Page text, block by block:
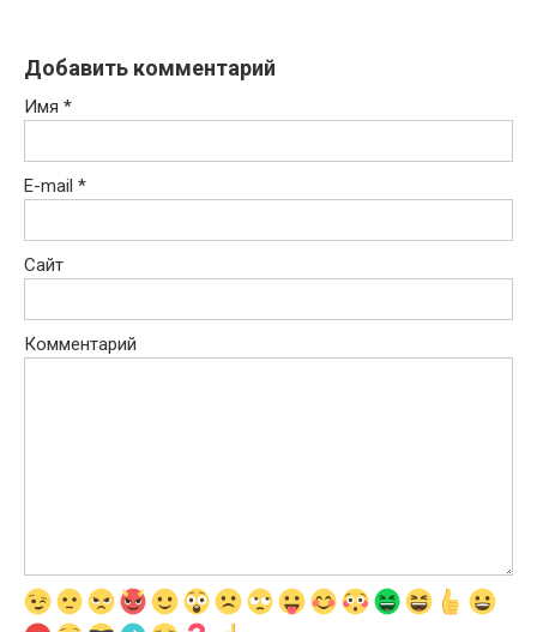
Добавить комментарий
Имя *
E-mail *
Сайт
Комментарий